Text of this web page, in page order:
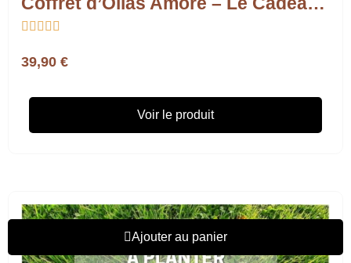
Ajouter au panier
    
39,90 €
Voir le produit